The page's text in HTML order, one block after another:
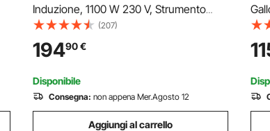
Induzione, 1100 W 230 V, Strumento
Portatile per la Rimozione di Dadi, Mini
Macchina Riscaldante per la Rimozione
di Viti Arrugginite, con 10 Bobine e
Scatola
(207)
19490€
Disponibile
Consegna: non appena Mer.Agosto 12
Aggiungi al carrello